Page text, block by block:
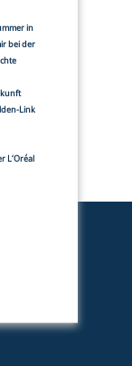
in
bei der
Link
L‘Oréal